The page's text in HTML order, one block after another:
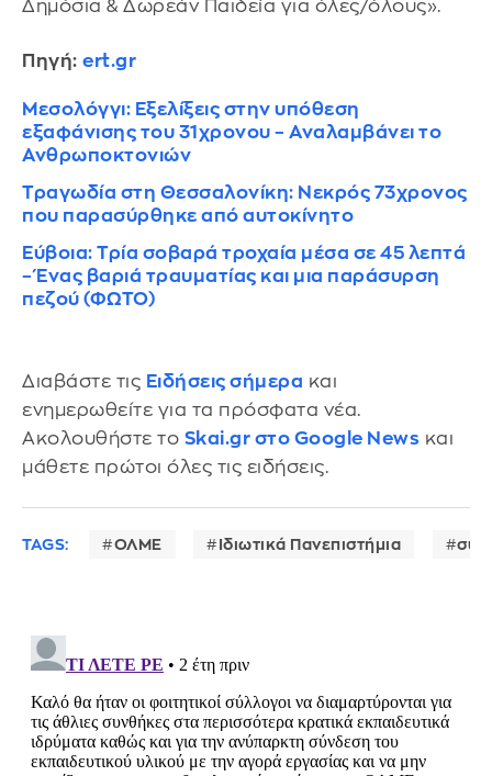
Δημόσια & Δωρεάν Παιδεία για όλες/όλους».
Πηγή: ert.gr
Μεσολόγγι: Εξελίξεις στην υπόθεση
εξαφάνισης του 31χρονου – Αναλαμβάνει το
Ανθρωποκτονιών
Τραγωδία στη Θεσσαλονίκη: Νεκρός 73χρονος
που παρασύρθηκε από αυτοκίνητο
Εύβοια: Τρία σοβαρά τροχαία μέσα σε 45 λεπτά
– Ένας βαριά τραυματίας και μια παράσυρση
πεζού (ΦΩΤΟ)
Διαβάστε τις Ειδήσεις σήμερα και
ενημερωθείτε για τα πρόσφατα νέα.
Ακολουθήστε το Skai.gr στο Google News και
μάθετε πρώτοι όλες τις ειδήσεις.
TAGS: ΟΛΜΕ Ιδιωτικά Πανεπιστήμια